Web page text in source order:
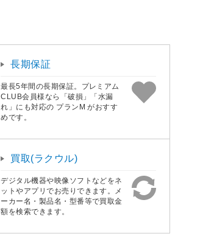
長期保証
最長5年間の長期保証。プレミアム
CLUB会員様なら「破損」「水漏
れ」にも対応の プランM がおすす
めです。
買取(ラクウル)
デジタル機器や映像ソフトなどをネ
ットやアプリでお売りできます。メ
ーカー名・製品名・型番等で買取金
額を検索できます。